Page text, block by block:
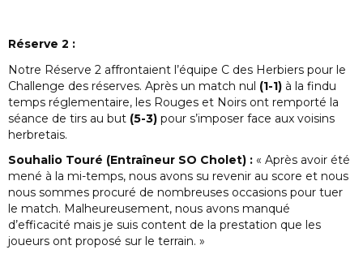
Réserve 2 :
Notre Réserve 2 affrontaient l’équipe C des Herbiers pour le
Challenge des réserves. Après un match nul (1-1) à la findu
temps réglementaire, les Rouges et Noirs ont remporté la
séance de tirs au but (5-3) pour s’imposer face aux voisins
herbretais.
Souhalio Touré (Entraîneur SO Cholet) : « Après avoir été
mené à la mi-temps, nous avons su revenir au score et nous
nous sommes procuré de nombreuses occasions pour tuer
le match. Malheureusement, nous avons manqué
d’efficacité mais je suis content de la prestation que les
joueurs ont proposé sur le terrain. »